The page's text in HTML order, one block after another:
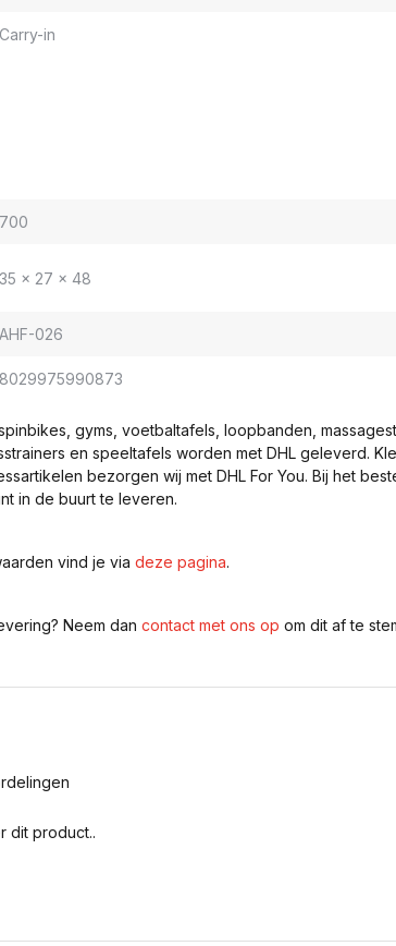
Carry-in
700
35 x 27 x 48
AHF-026
8029975990873
gyms, voetbaltafels, loopbanden,
en speeltafels worden met DHL geleverd.
bezorgen wij met DHL For You. Bij het
in de buurt te leveren.
vind je via deze pagina.
Neem dan contact met ons op om dit af te
dit product..